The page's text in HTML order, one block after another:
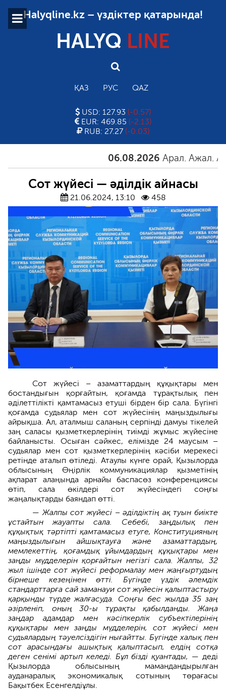
Halyqline.kz – үздіктер қатарында!
HALYQ LINE
ҚАЗ РУС QAZ
USD: 127.93 (-0.57)
EUR: 469.85 (-2.13)
RUB: 27.27 (-0.03)
06.08.2026 Арал. Ажал. Айғақ
Сот жүйесі — әділдік айнасы
21.06.2024, 13:10 458
Сот жүйесі – азаматтардың құқықтары мен
бостандығын қорғайтын, қоғамда тұрақтылық пен
әділеттілікті қамтамасыз етуші бірден бір сала. Бүгінгі
қоғамда судьялар мен сот жүйесінің маңыздылығы
айрықша. Ал, аталмыш саланың серпінді дамуы тікелей
заң саласы қызметкерлерінің тиімді жұмыс жүйесіне
байланысты. Осыған сәйкес, елімізде 24 маусым –
судьялар мен сот қызметкерлерінің кәсіби мерекесі
ретінде аталып өтіледі. Атаулы күнге орай, Қызылорда
облысының Өңірлік коммуникациялар қызметінің
ақпарат алаңында арнайы баспасөз конференциясы
өтіп, сала өкілдері сот жүйесіндегі соңғы
жаңалықтарды баяндап өтті.
— Жалпы сот жүйесі – әділдіктің ақ туын биікте
ұстайтын жауапты сала. Себебі, заңдылық пен
құқықтық тәртіпті қамтамасыз етуге, Конституцияның
маңыздылығын айшықтауға және азаматтардың,
мемлекеттің, қоғамдық ұйымдардың құқықтары мен
заңды мүдделерін қорғайтын негізгі сала. Жалпы, 32
жыл ішінде сот жүйесі реформалау мен жаңғыртудың
бірнеше кезеңінен өтті. Бүгінде үздік әлемдік
стандарттарға сай заманауи сот жүйесін қалыптастыру
қарқынды түрде жалғасуда. Соңғы бес жылда 35 заң
әзірленіп, оның 30-ы тұрақты қабылданды. Жаңа
заңдар адамдар мен кәсіпкерлік субъектілерінің
құқықтары мен заңды мүдделерін, сот жүйесі мен
судьялардың тәуелсіздігін нығайтты. Бүгінде халық пен
сот арасындағы ашықтық қалыптасып, елдің сотқа
деген сенімі артып келеді. Бұл бізді қуантады, — деді
Қызылорда облысының мамандандырылған
ауданаралық экономикалық сотының төрағасы
Бақытбек Есенгелдіұлы.